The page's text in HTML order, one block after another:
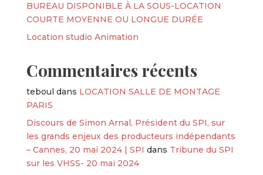
BUREAU DISPONIBLE À LA SOUS-LOCATION
COURTE MOYENNE OU LONGUE DURÉE
Location studio Animation
Commentaires récents
teboul dans LOCATION SALLE DE MONTAGE
PARIS
Discours de Simon Arnal, Président du SPI, sur
les grands enjeux des producteurs indépendants
– Cannes, 20 mai 2024 | SPI dans Tribune du SPI
sur les VHSS- 20 mai 2024